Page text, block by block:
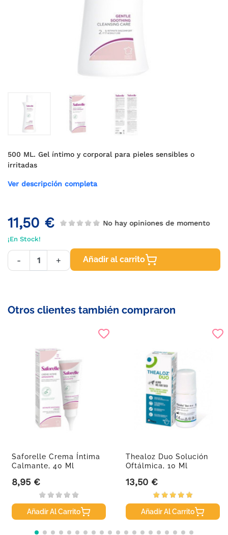
500 ML. Gel íntimo y corporal para pieles sensibles o
irritadas
Ver descripción completa
11,50 € No hay opiniones de momento
¡En Stock!
- + Añadir al carrito
Otros clientes también compraron
Saforelle Crema Íntima
Calmante, 40 Ml
Precio
8,95 €
Añadir Al Carrito
Thealoz Duo Solución
Oftálmica, 10 Ml
Precio
13,50 €
Añadir Al Carrito